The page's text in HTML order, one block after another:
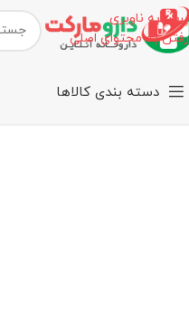
پرش به ناوبری
رفتن به محتوای اصلی
دسته بندی کالاها